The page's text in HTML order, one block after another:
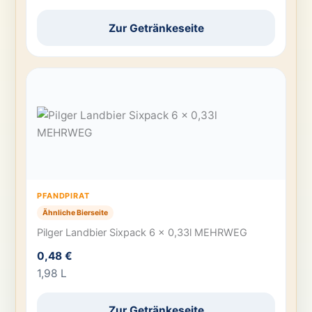
Zur Getränkeseite
PFANDPIRAT
Ähnliche Bierseite
Pilger Landbier Sixpack 6 x 0,33l MEHRWEG
0,48 €
1,98 L